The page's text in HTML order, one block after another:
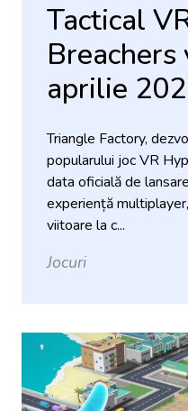
Tactical
aprilie
Triangle Factory,
popularului joc VR
data oficială de
experiență
viitoare la c...
Jocuri